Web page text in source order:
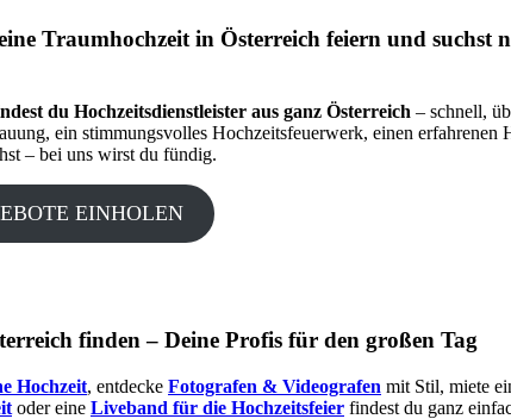
Traumhochzeit in Österreich feiern und suchst
du Hochzeitsdienstleister aus ganz Österreich – schnell,
ein stimmungsvolles Hochzeitsfeuerwerk, einen erfahrenen
– bei uns wirst du fündig.
EINHOLEN
finden – Deine Profis für den großen Tag
Hochzeit, entdecke Fotografen & Videografen mit Stil, miete
oder eine Liveband für die Hochzeitsfeier findest du ganz